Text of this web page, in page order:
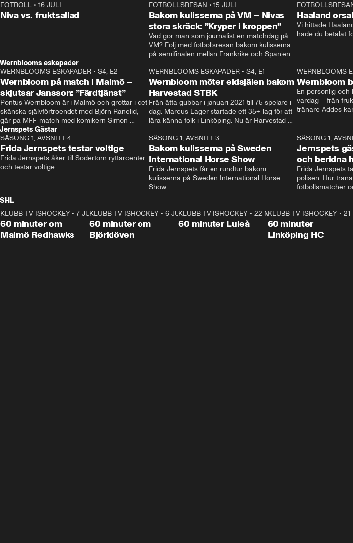
FOTBOLL • 16 JULI
Niva vs. fruktsallad
FOTBOLLSRESAN • 15 JULI
Bakom kulisserna på VM – Nivas
stora skräck: ”Kryper i kroppen”
Vad gör man som journalist en matchdag på
VM? Följ med fotbollsresan bakom kulisserna
på semifinalen mellan Frankrike och Spanien.
Haaland
Vi hittade
hade du betalat
Wernblooms eskapader
WERNBLOOMS ESKAPADER • S4, E2
Wernbloom på match i Malmö –
skjutsar Jansson: ”Färdtjänst”
Pontus Wernbloom är i Malmö och grottar i det
skånska självförtroendet med Björn Ranelid,
går på MFF-match med komikern Simon
”Chippen” Svensson och hjälper skadade
32:14
WERNBLOOMS ESKAPADER• S4, E1
Wernbloom möter eldsjälen bakom
Harvestad STBK
Från åtta gubbar i januari 2021 till 75 spelare i
dag. Marcus Lager startade ett 35+-lag för att
lära känna folk i Linköping. Nu är Harvestad
rakt in i värmen.
Plus
WERNBLOOMS
Wernbloom
En personlig och
vardag – från
tränare Addes
Jernspets Gästar
SÄSONG 1, AVSNITT 4
Frida Jernspets testar voltige
Frida Jernspets åker till Södertörn ryttarcenter
och testar voltige
14:14
SÄSONG 1, AVSNITT 3
Bakom kulisserna på Sweden
International Horse Show
Frida Jernspets får en rundtur bakom
kulisserna på Sweden International Horse
Show
SÄSONG 1,
Jernspets
och beridna
Frida Jernspets
polisen. Hur
fotbollsmatcher
vaktar slottet.
SHL
Plus
1:02:53
KLUBB-TV ISHOCKEY • 7 JUNI
60 minuter om
Malmö Redhawks
1:00:59
KLUBB-TV ISHOCKEY •6 JUNI
60 minuter om
Björklöven
Plus 1:00:28
KLUBB-TV ISHOCKEY •22 MAJ
60 minuter Luleå
Plus
KLUBB-TV ISHOCKEY• 21
60 minuter
Linköping HC